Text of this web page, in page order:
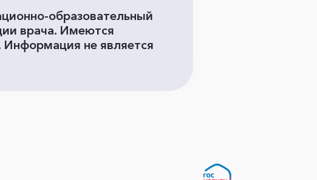
образовательный
врача. Имеются
Информация не является